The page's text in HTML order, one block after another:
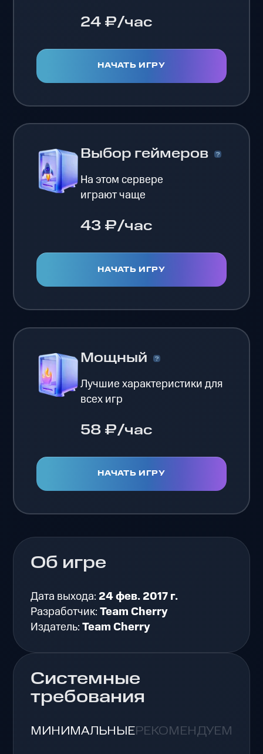
24 ₽/час
НАЧАТЬ ИГРУ
Выбор геймеров
На этом сервере
играют чаще
43 ₽/час
НАЧАТЬ ИГРУ
Мощный
Лучшие характеристики для
всех игр
58 ₽/час
НАЧАТЬ ИГРУ
Об игре
Дата выхода: 24 фев. 2017 г.
Разработчик:Team Cherry
Издатель:Team Cherry
Системные
требования
МИНИМАЛЬНЫЕРЕКОМЕНДУЕМЫЕ